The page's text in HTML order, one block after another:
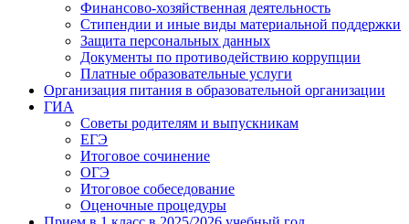
Финансово-хозяйственная деятельность
Стипендии и иные виды материальной поддержки
Защита персональных данных
Документы по противодействию коррупции
Платные образовательные услуги
Организация питания в образовательной организации
ГИА
Советы родителям и выпускникам
ЕГЭ
Итоговое сочинение
ОГЭ
Итоговое собеседование
Оценочные процедуры